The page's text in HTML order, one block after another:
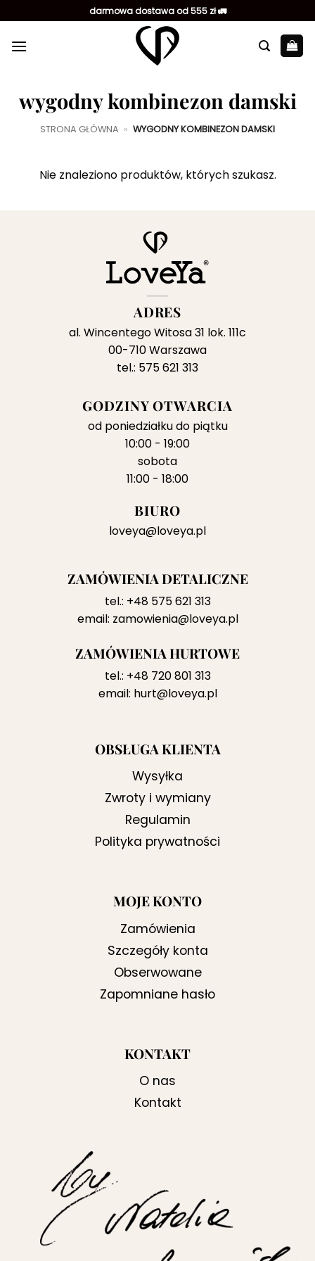
do
zawartości
darmowa dostawa od 555 zł 🚛
wygodny kombinezon damski
STRONA GŁÓWNA » WYGODNY KOMBINEZON DAMSKI
Nie znaleziono produktów, których szukasz.
ADRES
al. Wincentego Witosa 31 lok. 111c
00-710 Warszawa
tel.: 575 621 313
GODZINY OTWARCIA
od poniedziałku do piątku
10:00 - 19:00
sobota
11:00 - 18:00
BIURO
loveya@loveya.pl
ZAMÓWIENIA DETALICZNE
tel.: +48 575 621 313
email: zamowienia@loveya.pl
ZAMÓWIENIA HURTOWE
tel.: +48 720 801 313
email: hurt@loveya.pl
OBSŁUGA KLIENTA
Wysyłka
Zwroty i wymiany
Regulamin
Polityka prywatności
MOJE KONTO
Zamówienia
Szczegóły konta
Obserwowane
Zapomniane hasło
KONTAKT
O nas
Kontakt